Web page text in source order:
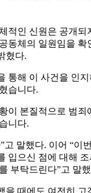
적인 신원은 공개되
동체의 일원임을 확
혔다.
통해 이 사건을 인
습니다.
이 본질적으로 범죄
니다.
고 말했다. 이어 “이
입으신 점에 대해
부탁드린다”고 말